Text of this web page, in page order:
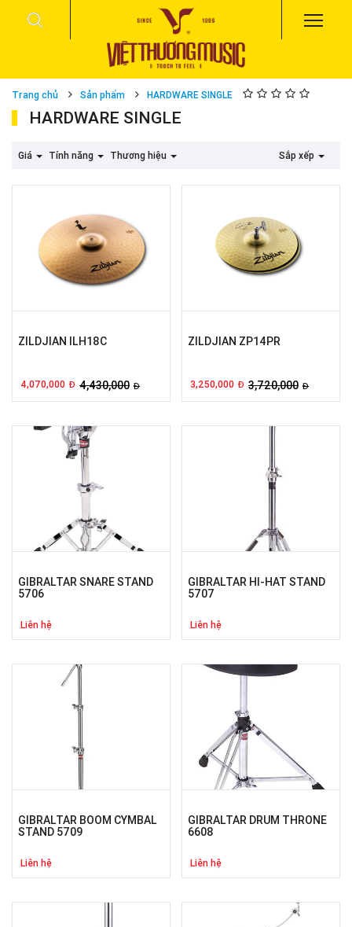
Trang chủ Sản phẩm HARDWARE SINGLE
HARDWARE SINGLE
Giá Tính năng Thương hiệu Sắp xếp
ZILDJIAN ILH18C
4,070,000 Đ 4,430,000 Đ
ZILDJIAN ZP14PR
3,250,000 Đ 3,720,000 Đ
GIBRALTAR SNARE STAND
5706
Liên hệ
GIBRALTAR HI-HAT STAND
5707
Liên hệ
GIBRALTAR BOOM CYMBAL
STAND 5709
Liên hệ
GIBRALTAR DRUM THRONE
6608
Liên hệ